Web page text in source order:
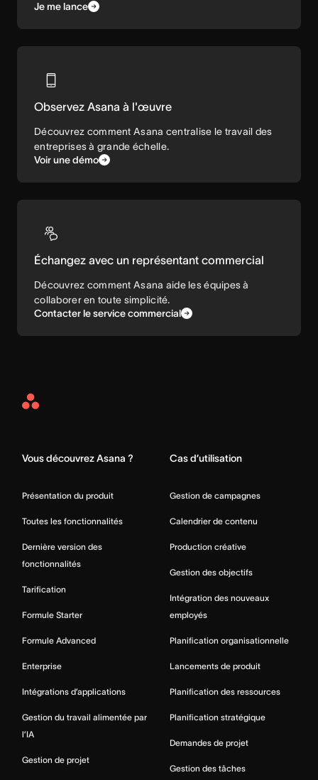
Je me lance
Observez Asana à l'œuvre
Découvrez comment Asana centralise le travail des
entreprises à grande échelle.
Voir une démo
Échangez avec un représentant commercial
Découvrez comment Asana aide les équipes à
collaborer en toute simplicité.
Contacter le service commercial
Asana
Vous découvrez Asana ?
Présentation du produit
Toutes les fonctionnalités
Dernière version des
fonctionnalités
Tarification
Formule Starter
Formule Advanced
Enterprise
Intégrations d’applications
Gestion du travail alimentée par
l’IA
Gestion de projet
Cas d’utilisation
Gestion de campagnes
Calendrier de contenu
Production créative
Gestion des objectifs
Intégration des nouveaux
employés
Planification organisationnelle
Lancements de produit
Planification des ressources
Planification stratégique
Demandes de projet
Gestion des tâches